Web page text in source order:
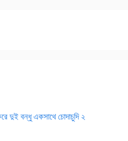
দুই বন্ধু একসাথে চোদাচুদি ২